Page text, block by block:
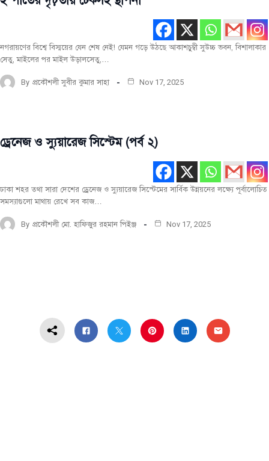
নগরায়ণের বিশ্বে বিস্ময়ের যেন শেষ নেই! যেমন গড়ে উঠছে আকাশচুম্বী সুউচ্চ ভবন, বিশালাকার
সেতু, মাইলের পর মাইল উড়ালসেতু,…
By প্রকৌশলী সুবীর কুমার সাহা Nov 17, 2025
নির্মাণ
ড্রেনেজ ও স্যুয়ারেজ সিস্টেম (পর্ব ২)
ঢাকা শহর তথা সারা দেশের ড্রেনেজ ও স্যুয়ারেজ সিস্টেমের সার্বিক উন্নয়নের লক্ষ্যে পূর্বালোচিত
সমস্যাগুলো মাথায় রেখে সব কাজ…
By প্রকৌশলী মো. হাফিজুর রহমান পিইঞ্জ Nov 17, 2025